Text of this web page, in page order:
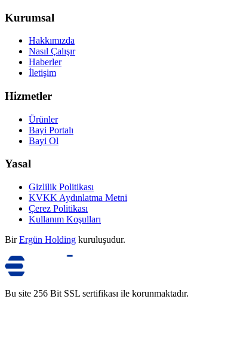
Kurumsal
Hakkımızda
Nasıl Çalışır
Haberler
İletişim
Hizmetler
Ürünler
Bayi Portalı
Bayi Ol
Yasal
Gizlilik Politikası
KVKK Aydınlatma Metni
Çerez Politikası
Kullanım Koşulları
Bir Ergün Holding kuruluşudur.
Bu site 256 Bit SSL sertifikası ile korunmaktadır.